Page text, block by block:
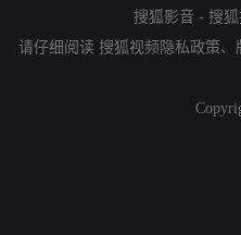
搜狐影音 - 搜
请仔细阅读 搜狐视频隐私政策、